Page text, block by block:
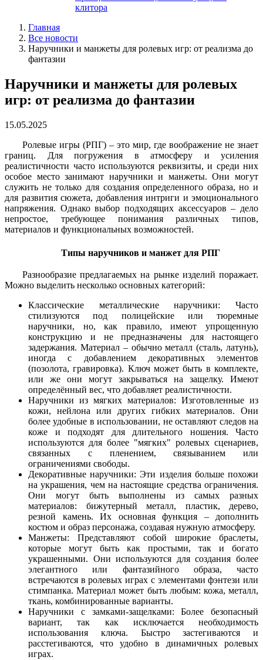
клитора
Главная
Все новости
Наручники и манжеты для ролевых игр: от реализма до
фантазии
Наручники и манжеты для ролевых
игр: от реализма до фантазии
15.05.2025
Ролевые игры (РПГ) – это мир, где воображение не знает
границ. Для погружения в атмосферу и усиления
реалистичности часто используются реквизиты, и среди них
особое место занимают наручники и манжеты. Они могут
служить не только для создания определенного образа, но и
для развития сюжета, добавления интриги и эмоционального
напряжения. Однако выбор подходящих аксессуаров – дело
непростое, требующее понимания различных типов,
материалов и функциональных возможностей.
Типы наручников и манжет для РПГ
Разнообразие предлагаемых на рынке изделий поражает.
Можно выделить несколько основных категорий:
Классические металлические наручники: Часто
стилизуются под полицейские или тюремные
наручники, но, как правило, имеют упрощенную
конструкцию и не предназначены для настоящего
задержания. Материал – обычно металл (сталь, латунь),
иногда с добавлением декоративных элементов
(позолота, гравировка). Ключ может быть в комплекте,
или же они могут закрываться на защелку. Имеют
определённый вес, что добавляет реалистичности.
Наручники из мягких материалов: Изготовленные из
кожи, нейлона или других гибких материалов. Они
более удобные в использовании, не оставляют следов на
коже и подходят для длительного ношения. Часто
используются для более "мягких" ролевых сценариев,
связанных с пленением, связыванием или
ограничениями свободы.
Декоративные наручники: Эти изделия больше похожи
на украшения, чем на настоящие средства ограничения.
Они могут быть выполнены из самых разных
материалов: бижутерный металл, пластик, дерево,
резной камень. Их основная функция – дополнить
костюм и образ персонажа, создавая нужную атмосферу.
Манжеты: Представляют собой широкие браслеты,
которые могут быть как простыми, так и богато
украшенными. Они используются для создания более
элегантного или фантазийного образа, часто
встречаются в ролевых играх с элементами фэнтези или
стимпанка. Материал может быть любым: кожа, металл,
ткань, комбинированные варианты.
Наручники с замками-защелками: Более безопасный
вариант, так как исключается необходимость
использования ключа. Быстро застегиваются и
расстегиваются, что удобно в динамичных ролевых
играх.